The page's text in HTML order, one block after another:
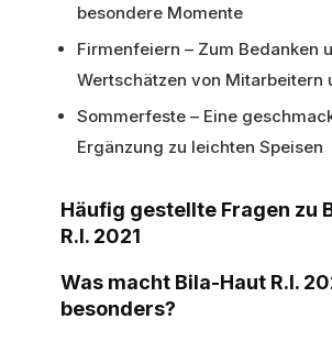
besondere Momente
Firmenfeiern – Zum Bedanken
Wertschätzen von Mitarbeitern
Sommerfeste – Eine
Ergänzung zu leichten Speisen
Häufig gestellte Fragen zu
R.I. 2021
Was macht Bila-Haut R.I.
besonders?